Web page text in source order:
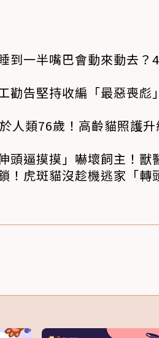
到一半嘴巴會動來動去
勸告堅持收編「最惡喪彪
人類76歲！高齡貓照護
頭逼摸摸」嚇壞飼主！
！虎斑貓沒趁機逃家「轉